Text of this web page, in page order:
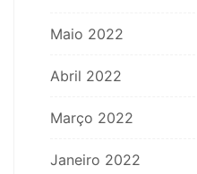
Maio 2022
Abril 2022
Março 2022
Janeiro 2022